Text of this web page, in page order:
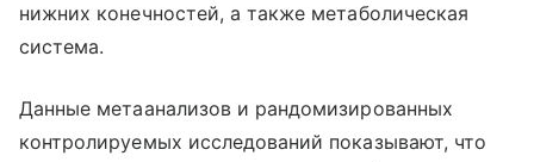
нижних конечностей, а также метаболическая
система.
Данные метаанализов и рандомизированных
контролируемых исследований показывают, что